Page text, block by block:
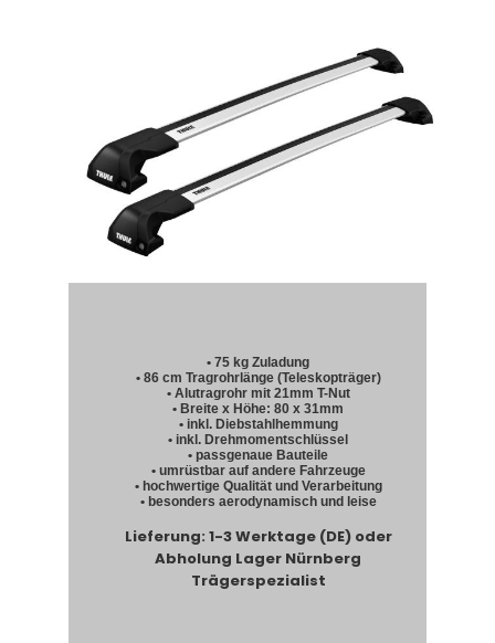
• 75 kg Zuladung
• 86 cm Tragrohrlänge (Teleskopträger)
• Alutragrohr mit 21mm T-Nut
• Breite x Höhe: 80 x 31mm
• inkl. Diebstahlhemmung
• inkl. Drehmomentschlüssel
• passgenaue Bauteile
• umrüstbar auf andere Fahrzeuge
• hochwertige Qualität und Verarbeitung
• besonders aerodynamisch und leise
Lieferung: 1-3 Werktage (DE) oder
Abholung Lager Nürnberg
Trägerspezialist